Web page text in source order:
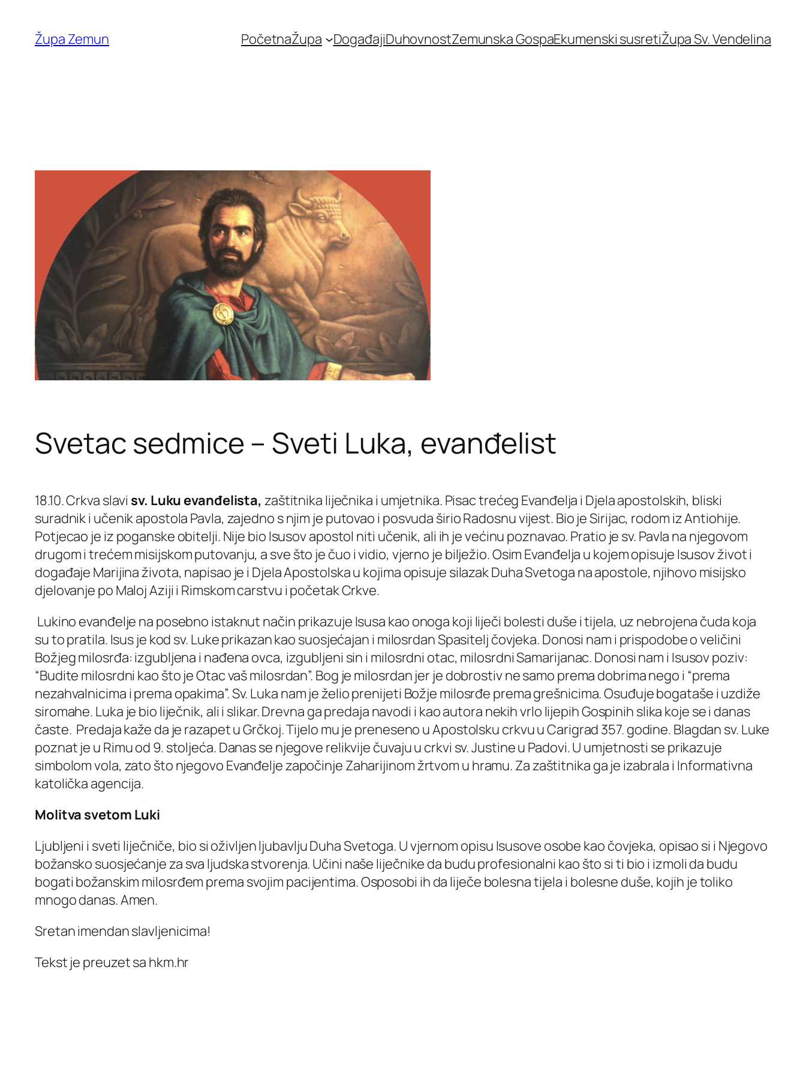
content
Župa Zemun PočetnaŽupa DogađajiDuhovnostZemunska GospaEkumenski susretiŽupa Sv. Vendelina
Svetac sedmice – Sveti Luka, evanđelist
18.10. Crkva slavi sv. Luku evanđelista, zaštitnika liječnika i umjetnika. Pisac trećeg Evanđelja i Djela apostolskih, bliski
suradnik i učenik apostola Pavla, zajedno s njim je putovao i posvuda širio Radosnu vijest. Bio je Sirijac, rodom iz Antiohije.
Potjecao je iz poganske obitelji. Nije bio Isusov apostol niti učenik, ali ih je većinu poznavao. Pratio je sv. Pavla na njegovom
drugom i trećem misijskom putovanju, a sve što je čuo i vidio, vjerno je bilježio. Osim Evanđelja u kojem opisuje Isusov život i
događaje Marijina života, napisao je i Djela Apostolska u kojima opisuje silazak Duha Svetoga na apostole, njihovo misijsko
djelovanje po Maloj Aziji i Rimskom carstvu i početak Crkve.
Lukino evanđelje na posebno istaknut način prikazuje Isusa kao onoga koji liječi bolesti duše i tijela, uz nebrojena čuda koja
su to pratila. Isus je kod sv. Luke prikazan kao suosjećajan i milosrdan Spasitelj čovjeka. Donosi nam i prispodobe o veličini
Božjeg milosrđa: izgubljena i nađena ovca, izgubljeni sin i milosrdni otac, milosrdni Samarijanac. Donosi nam i Isusov poziv:
“Budite milosrdni kao što je Otac vaš milosrdan”. Bog je milosrdan jer je dobrostiv ne samo prema dobrima nego i “prema
nezahvalnicima i prema opakima”. Sv. Luka nam je želio prenijeti Božje milosrđe prema grešnicima. Osuđuje bogataše i uzdiže
siromahe. Luka je bio liječnik, ali i slikar. Drevna ga predaja navodi i kao autora nekih vrlo lijepih Gospinih slika koje se i danas
časte. Predaja kaže da je razapet u Grčkoj. Tijelo mu je preneseno u Apostolsku crkvu u Carigrad 357. godine. Blagdan sv. Luke
poznat je u Rimu od 9. stoljeća. Danas se njegove relikvije čuvaju u crkvi sv. Justine u Padovi. U umjetnosti se prikazuje
simbolom vola, zato što njegovo Evanđelje započinje Zaharijinom žrtvom u hramu. Za zaštitnika ga je izabrala i Informativna
katolička agencija.
Molitva svetom Luki
Ljubljeni i sveti liječniče, bio si oživljen ljubavlju Duha Svetoga. U vjernom opisu Isusove osobe kao čovjeka, opisao si i Njegovo
božansko suosjećanje za sva ljudska stvorenja. Učini naše liječnike da budu profesionalni kao što si ti bio i izmoli da budu
bogati božanskim milosrđem prema svojim pacijentima. Osposobi ih da liječe bolesna tijela i bolesne duše, kojih je toliko
mnogo danas. Amen.
Sretan imendan slavljenicima!
Tekst je preuzet sa hkm.hr